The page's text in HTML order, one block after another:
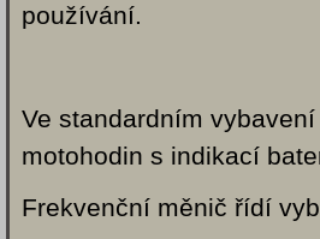
používání.
Ve standardním
motohodin s indikací
Frekvenční měnič řídí